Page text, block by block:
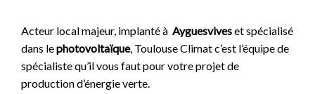
Acteur local majeur, implanté à Ayguesviveset spécialisé
dans lephotovoltaïque, Toulouse Climat c’est l’équipe de
spécialiste qu’il vous faut pour votre projet de
production d’énergie verte.